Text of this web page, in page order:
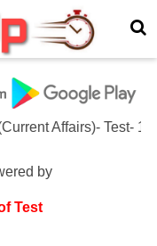
Affairs)- Test- 1214
by
Test